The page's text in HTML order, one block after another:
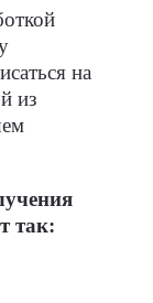
на
из
так: